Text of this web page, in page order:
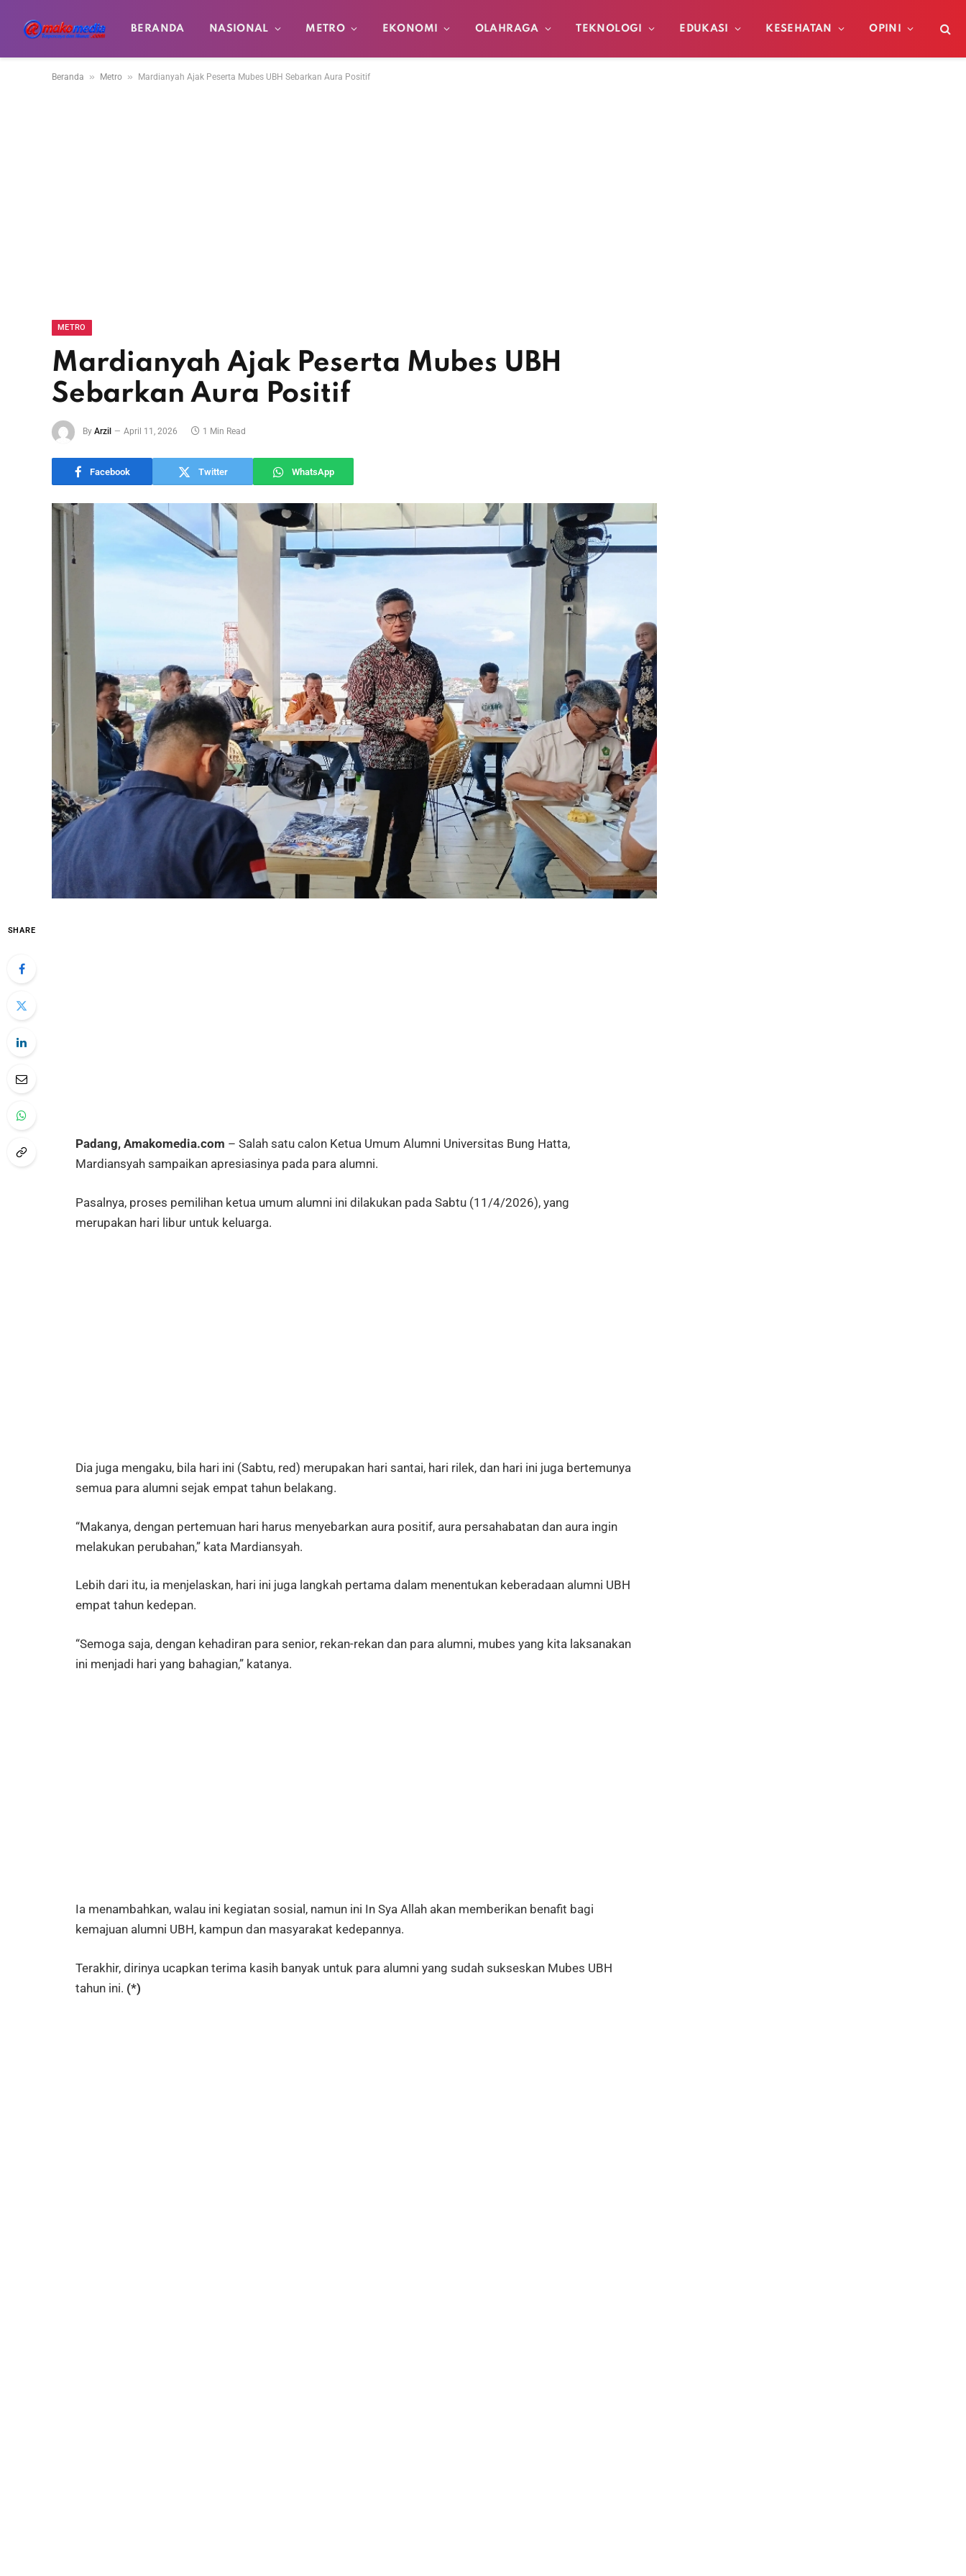
BERANDA NASIONAL METRO EKONOMI OLAHRAGA TEKNOLOGI EDUKASI KESEHATAN OPINI
Beranda » Metro » Mardianyah Ajak Peserta Mubes UBH Sebarkan Aura Positif
METRO
Mardianyah Ajak Peserta Mubes UBH
Sebarkan Aura Positif
By Arzil April 11, 2026 1 Min Read
Facebook Twitter WhatsApp
SHARE
Padang, Amakomedia.com – Salah satu calon Ketua Umum Alumni Universitas Bung Hatta,
Mardiansyah sampaikan apresiasinya pada para alumni.
Pasalnya, proses pemilihan ketua umum alumni ini dilakukan pada Sabtu (11/4/2026), yang
merupakan hari libur untuk keluarga.
Dia juga mengaku, bila hari ini (Sabtu, red) merupakan hari santai, hari rilek, dan hari ini juga bertemunya
semua para alumni sejak empat tahun belakang.
“Makanya, dengan pertemuan hari harus menyebarkan aura positif, aura persahabatan dan aura ingin
melakukan perubahan,” kata Mardiansyah.
Lebih dari itu, ia menjelaskan, hari ini juga langkah pertama dalam menentukan keberadaan alumni UBH
empat tahun kedepan.
“Semoga saja, dengan kehadiran para senior, rekan-rekan dan para alumni, mubes yang kita laksanakan
ini menjadi hari yang bahagian,” katanya.
Ia menambahkan, walau ini kegiatan sosial, namun ini In Sya Allah akan memberikan benafit bagi
kemajuan alumni UBH, kampun dan masyarakat kedepannya.
Terakhir, dirinya ucapkan terima kasih banyak untuk para alumni yang sudah sukseskan Mubes UBH
tahun ini. (*)